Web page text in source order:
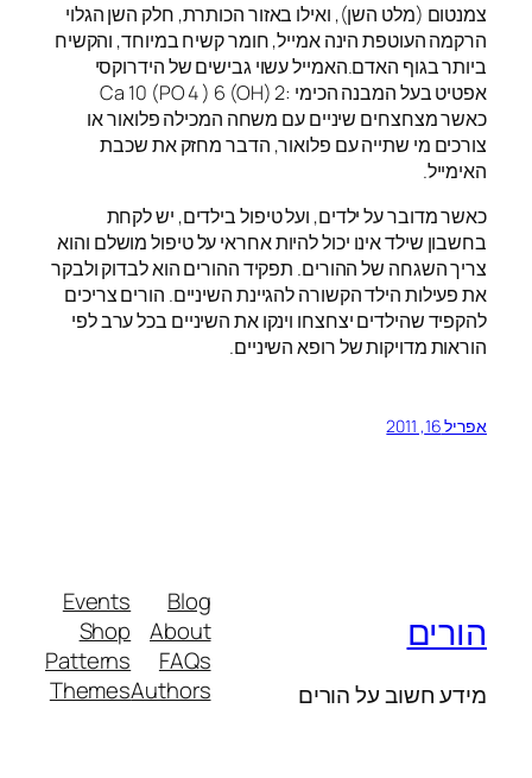
צמנטום (מלט השן), ואילו באזור הכותרת, חלק השן הגלוי
הרקמה העוטפת הינה אמייל, חומר קשיח במיוחד, והקשיח
ביותר בגוף האדם.האמייל עשוי גבישים של הידרוקסי
אפטיט בעל המבנה הכימי :Ca 10 (PO 4 ) 6 (OH) 2
כאשר מצחצחים שיניים עם משחה המכילה פלואור או
צורכים מי שתייה עם פלואור, הדבר מחזק את שכבת
האימייל.
כאשר מדובר על ילדים, ועל טיפול בילדים, יש לקחת
בחשבון שילד אינו יכול להיות אחראי על טיפול מושלם והוא
צריך השגחה של ההורים. תפקיד ההורים הוא לבדוק ולבקר
את פעילות הילד הקשורה להגיינת השיניים. הורים צריכים
להקפיד שהילדים יצחצחו וינקו את השיניים בכל ערב לפי
הוראות מדויקות של רופא השיניים.
אפריל 16, 2011
הורים
מידע חשוב על הורים
Blog
About
FAQs
Authors
Events
Shop
Patterns
Themes